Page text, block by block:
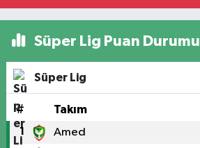
Süper Lig Puan Durumu
Süper Lig
# Takım
1 Amed